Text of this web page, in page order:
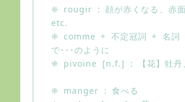
❈ rougir : 顔が赤くなる、赤面
etc.
❈ comme + 不定冠詞 + 名詞
で･･･のように
❈ pivoine [n.f.] : 【花】牡丹
❈ manger : 食べる